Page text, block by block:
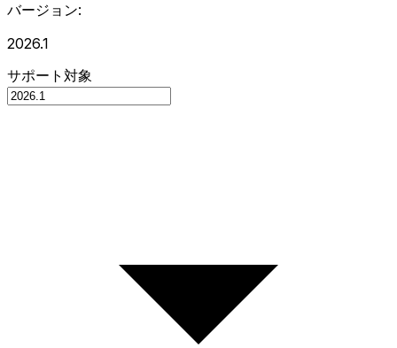
バージョン:
2026.1
サポート対象